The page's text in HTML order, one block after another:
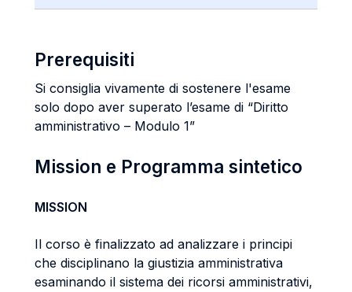
Prerequisiti
Si consiglia vivamente di sostenere l'esame
solo dopo aver superato l’esame di “Diritto
amministrativo – Modulo 1”
Mission e Programma sintetico
MISSION
Il corso è finalizzato ad analizzare i principi
che disciplinano la giustizia amministrativa
esaminando il sistema dei ricorsi amministrativi,